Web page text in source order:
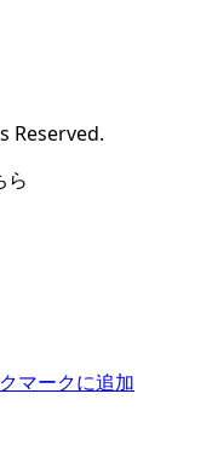
Reserved.
ら